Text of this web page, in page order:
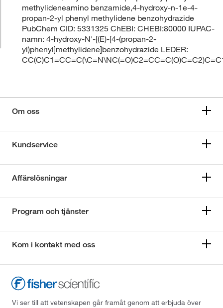
methylideneamino benzamide,4-hydroxy-n-1e-4-
propan-2-yl phenyl methylidene benzohydrazide
PubChem CID: 5331325 ChEBI: CHEBI:80000 IUPAC-
namn: 4-hydroxy-N'-[(E)-[4-(propan-2-
yl)phenyl]methylidene]benzohydrazide LEDER:
Om oss
Kundservice
Affärslösningar
Program och tjänster
Kom i kontakt med oss
Vi ser till att vetenskapen går framåt genom att erbjuda över